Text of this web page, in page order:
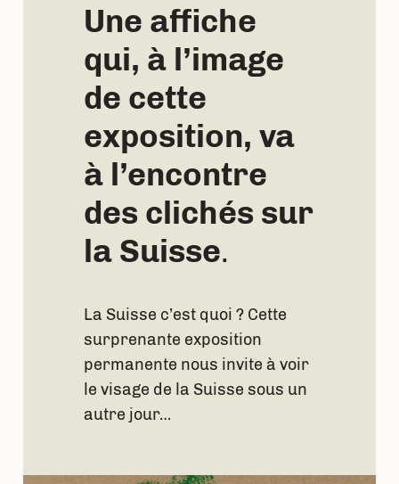
Une affiche
qui, à l’image
de cette
exposition, va
à l’encontre
des clichés sur
la Suisse.
La Suisse c’est quoi ? Cette
surprenante exposition
permanente nous invite à voir
le visage de la Suisse sous un
autre jour…